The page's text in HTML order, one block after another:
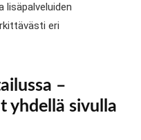
lisäpalveluiden
eri
–
yhdellä sivulla